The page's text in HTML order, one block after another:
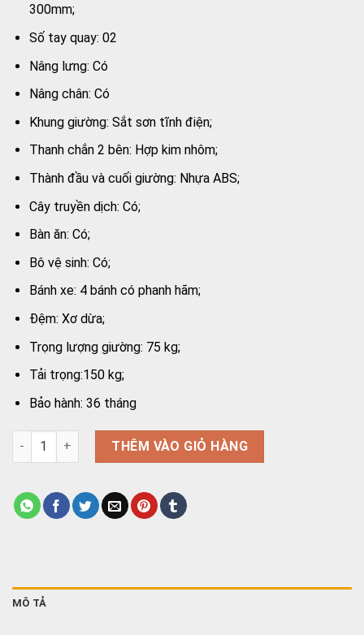
300mm;
Số tay quay: 02
Nâng lưng: Có
Nâng chân: Có
Khung giường: Sắt sơn tĩnh điện;
Thanh chắn 2 bên: Hợp kim nhôm;
Thành đầu và cuối giường: Nhựa ABS;
Cây truyền dịch: Có;
Bàn ăn: Có;
Bô vệ sinh: Có;
Bánh xe: 4 bánh có phanh hãm;
Đệm: Xơ dừa;
Trọng lượng giường: 75 kg;
Tải trọng:150 kg;
Bảo hành: 36 tháng
Giường bệnh nhân tách xe lăn NIKITA DCN09 số lượng
THÊM VÀO GIỎ HÀNG
MÔ TẢ